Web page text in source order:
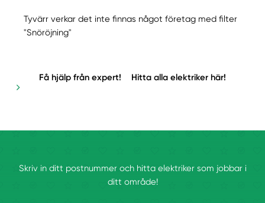
Tyvärr verkar det inte finnas något företag med filter
"Snöröjning"
Få hjälp från expert! Hitta alla elektriker här!
Skriv in ditt postnummer och hitta elektriker som jobbar i
ditt område!